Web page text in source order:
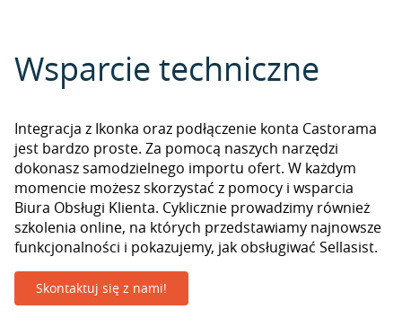
Wsparcie techniczne
Integracja z Ikonka oraz podłączenie konta Castorama
jest bardzo proste. Za pomocą naszych narzędzi
dokonasz samodzielnego importu ofert. W każdym
momencie możesz skorzystać z pomocy i wsparcia
Biura Obsługi Klienta. Cyklicznie prowadzimy również
szkolenia online, na których przedstawiamy najnowsze
funkcjonalności i pokazujemy, jak obsługiwać Sellasist.
Skontaktuj się z nami!